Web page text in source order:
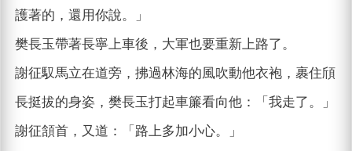
護著的，還用你說。」
樊長玉帶著長寧上車後，大軍也要重新上路了。
謝征馭馬立在道旁，拂過林海的風吹動他衣袍，裹住頎
長挺拔的身姿，樊長玉打起車簾看向他：「我走了。」
謝征頷首，又道：「路上多加小心。」